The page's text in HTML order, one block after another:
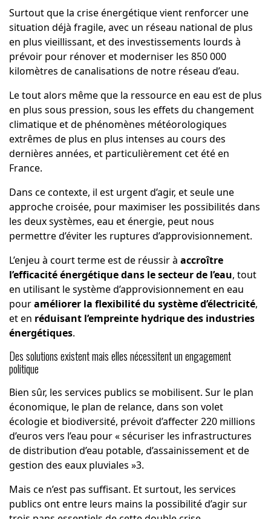
Surtout que la crise énergétique vient renforcer une
situation déjà fragile, avec un réseau national de plus
en plus vieillissant, et des investissements lourds à
prévoir pour rénover et moderniser les 850 000
kilomètres de canalisations de notre réseau d’eau.
Le tout alors même que la ressource en eau est de plus
en plus sous pression, sous les effets du changement
climatique et de phénomènes météorologiques
extrêmes de plus en plus intenses au cours des
dernières années, et particulièrement cet été en
France.
Dans ce contexte, il est urgent d’agir, et seule une
approche croisée, pour maximiser les possibilités dans
les deux systèmes, eau et énergie, peut nous
permettre d’éviter les ruptures d’approvisionnement.
L’enjeu à court terme est de réussir à accroître
l’efficacité énergétique dans le secteur de l’eau, tout
en utilisant le système d’approvisionnement en eau
pouraméliorer la flexibilité du système d’électricité,
et en réduisant l’empreinte hydrique des industries
énergétiques.
Des solutions existent mais elles nécessitent un engagement
politique
Bien sûr, les services publics se mobilisent. Sur le plan
économique, le plan de relance, dans son volet
écologie et biodiversité, prévoit d’affecter 220 millions
d’euros vers l’eau pour « sécuriser les infrastructures
de distribution d’eau potable, d’assainissement et de
gestion des eaux pluviales »3.
Mais ce n’est pas suffisant. Et surtout, les services
publics ont entre leurs mains la possibilité d’agir sur